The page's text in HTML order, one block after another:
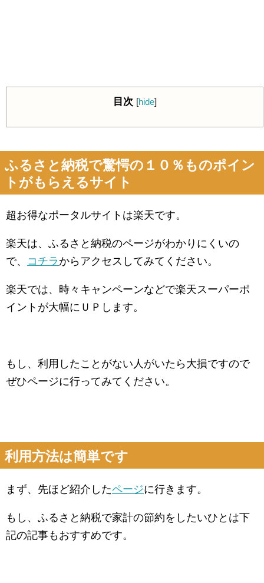
目次 [hide]
ふるさと納税で驚愕の１０％ものポイン
トがもらえるサイト
超お得なポータルサイトは楽天です。
楽天は、ふるさと納税のページがわかりにくいの
で、 コチラからアクセスしてみてください。
楽天では、時々キャンペーンなどで楽天スーパーポ
イントが大幅にＵＰします。
もし、利用したことがない人がいたら大損ですので
ぜひページに行ってみてください。
利用方法は簡単です
まず、先ほど紹介したページに行きます。
もし、ふるさと納税で家計の節約をしたいひとは下
記の記事もおすすめです。